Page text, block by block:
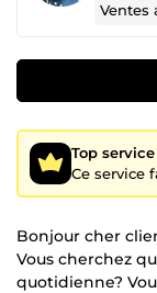
Top service
Ce service
Bonjour cher
Vous cherchez
quotidienne?